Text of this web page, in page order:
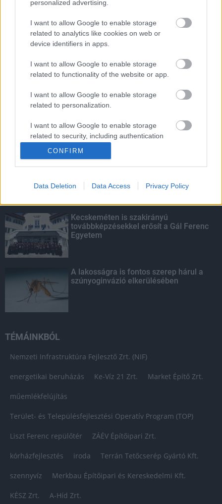
personalized advertising.
I want to allow Google to enable storage
related to analytics like cookies on web or
device identifiers in apps.
I want to allow Google to enable storage
related to functionality of the website or app.
I want to allow Google to enable storage
related to personalization.
I want to allow Google to enable storage
related to security, including authentication
CONFIRM
Data Deletion Data Access Privacy Policy
Fontos a postaládákba költöző
széncinegék védelme
Amire többmillióan vártunk: szombattól
másodfokúra csökken a riasztás
KIEMELT
Megérkezett az eső a Duna
Kecskeméten is szakirányú
továbbképzésekkel erősít a Gál Ferenc
Egyetem
A lakosságra is fontos szerep hárul a
szúnyoginvázió elkerülésében
TÉMÁINKBÓL
Nemzeti Infrastruktúra Fejlesztő Zrt. (NIF)
energetikai beruházás Ke-Víz 21 Zrt. Market Építő Zrt.
műemlékfelújítás
Terület- és Településfejlesztési Operatív Program (TOP)
Liszt Ferenc repülőtér ZÁÉV Építőipari Zrt.
kórházfejlesztés iroda Terrán Tetőcserép Gyártó Kft.
szennyvíz Merkbau Építőipari és Kereskedelmi Kft.
KÉSZ Zrt. A-Híd Zrt.